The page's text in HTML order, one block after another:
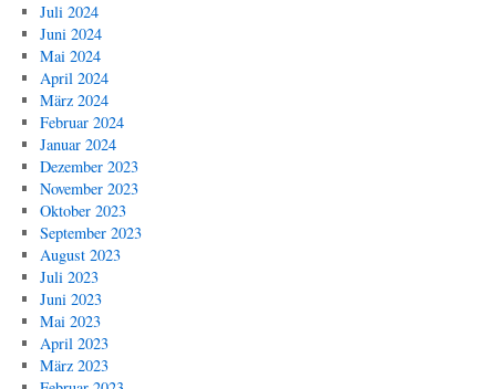
Juli 2024
Juni 2024
Mai 2024
April 2024
März 2024
Februar 2024
Januar 2024
Dezember 2023
November 2023
Oktober 2023
September 2023
August 2023
Juli 2023
Juni 2023
Mai 2023
April 2023
März 2023